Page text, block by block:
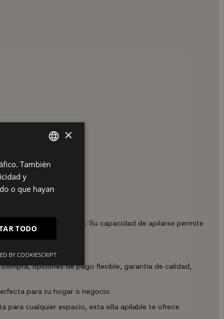
con frecuencia.
según lo necesites. Su capacidad de apilarse permite
opciones de pago flexible, garantía de calidad,
para tu hogar o negocio.
para cualquier espacio, esta silla apilable te ofrece
SPANISH
×
También
y
o que hayan
TODO
BY COOKIESCRIPT